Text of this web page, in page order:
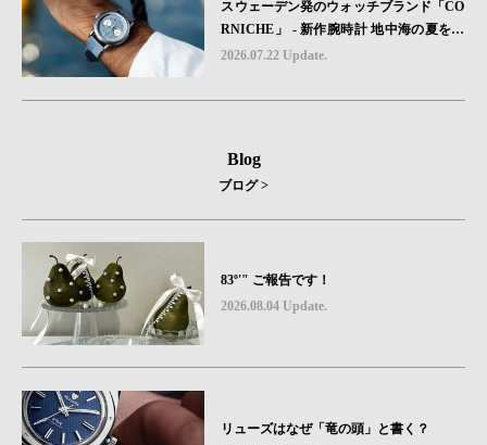
スウェーデン発のウォッチブランド「CO
RNICHE」 - 新作腕時計 地中海の夏を映
す、爽やかなブルーダイヤル「Heritage C
2026.07.22 Update.
Blog
ブログ >
83º'" ご報告です！
2026.08.04 Update.
リューズはなぜ「竜の頭」と書く？